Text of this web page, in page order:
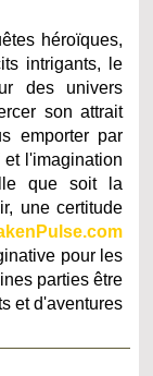
héroïques,
intrigants, le
des univers
son attrait
emporter par
l'imagination
que soit la
une certitude
pour les
parties être
et d'aventures